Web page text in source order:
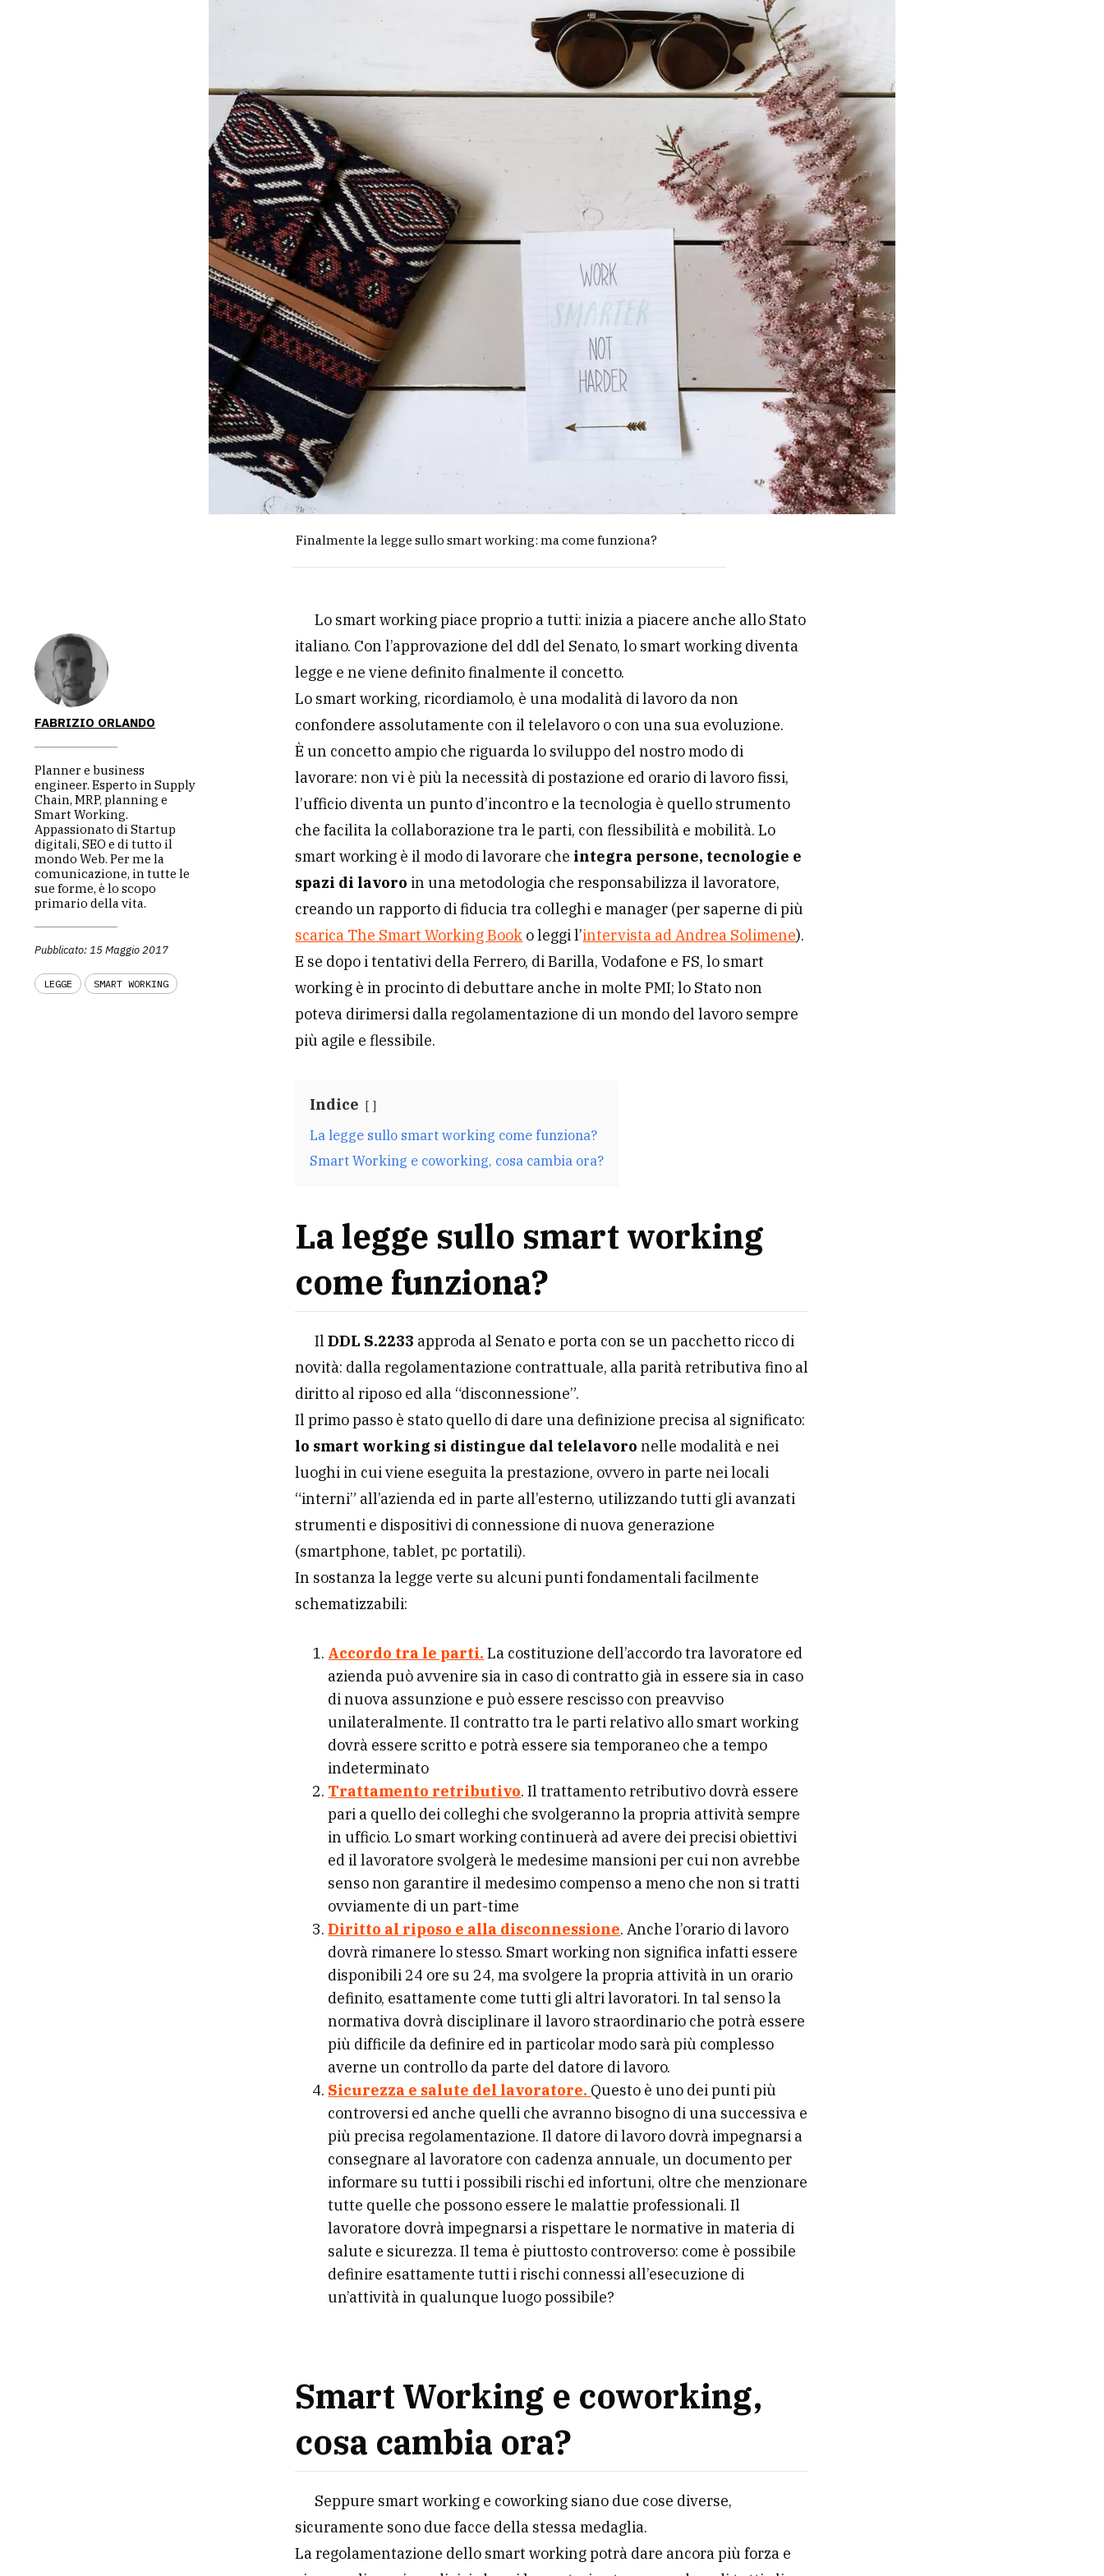
Finalmente la legge sullo smart working: ma come funziona?
FABRIZIO ORLANDO
Planner e business
engineer. Esperto in Supply
Chain, MRP, planning e
Smart Working.
Appassionato di Startup
digitali, SEO e di tutto il
mondo Web. Per me la
comunicazione, in tutte le
sue forme, è lo scopo
primario della vita.
Pubblicato: 15 Maggio 2017
LEGGE SMART WORKING
Lo smart working piace proprio a tutti: inizia a piacere anche allo Stato
italiano. Con l’approvazione del ddl del Senato, lo smart working diventa
legge e ne viene definito finalmente il concetto.
Lo smart working, ricordiamolo, è una modalità di lavoro da non
confondere assolutamente con il telelavoro o con una sua evoluzione.
È un concetto ampio che riguarda lo sviluppo del nostro modo di
lavorare: non vi è più la necessità di postazione ed orario di lavoro fissi,
l’ufficio diventa un punto d’incontro e la tecnologia è quello strumento
che facilita la collaborazione tra le parti, con flessibilità e mobilità. Lo
smart working è il modo di lavorare che integra persone, tecnologie e
spazi di lavoro in una metodologia che responsabilizza il lavoratore,
creando un rapporto di fiducia tra colleghi e manager (per saperne di più
scarica The Smart Working Book o leggi l’intervista ad Andrea Solimene).
E se dopo i tentativi della Ferrero, di Barilla, Vodafone e FS, lo smart
working è in procinto di debuttare anche in molte PMI; lo Stato non
poteva dirimersi dalla regolamentazione di un mondo del lavoro sempre
più agile e flessibile.
Indice
La legge sullo smart working come funziona?
Smart Working e coworking, cosa cambia ora?
La legge sullo smart working
come funziona?
IlDDL S.2233 approda al Senato e porta con se un pacchetto ricco di
novità: dalla regolamentazione contrattuale, alla parità retributiva fino al
diritto al riposo ed alla “disconnessione”.
Il primo passo è stato quello di dare una definizione precisa al significato:
lo smart working si distingue dal telelavoro nelle modalità e nei
luoghi in cui viene eseguita la prestazione, ovvero in parte nei locali
“interni” all’azienda ed in parte all’esterno, utilizzando tutti gli avanzati
strumenti e dispositivi di connessione di nuova generazione
(smartphone, tablet, pc portatili).
In sostanza la legge verte su alcuni punti fondamentali facilmente
schematizzabili:
Accordo tra le parti. La costituzione dell’accordo tra lavoratore ed
azienda può avvenire sia in caso di contratto già in essere sia in caso
di nuova assunzione e può essere rescisso con preavviso
unilateralmente. Il contratto tra le parti relativo allo smart working
dovrà essere scritto e potrà essere sia temporaneo che a tempo
indeterminato
Trattamento retributivo. Il trattamento retributivo dovrà essere
pari a quello dei colleghi che svolgeranno la propria attività sempre
in ufficio. Lo smart working continuerà ad avere dei precisi obiettivi
ed il lavoratore svolgerà le medesime mansioni per cui non avrebbe
senso non garantire il medesimo compenso a meno che non si tratti
ovviamente di un part-time
Diritto al riposo e alla disconnessione. Anche l’orario di lavoro
dovrà rimanere lo stesso. Smart working non significa infatti essere
disponibili 24 ore su 24, ma svolgere la propria attività in un orario
definito, esattamente come tutti gli altri lavoratori. In tal senso la
normativa dovrà disciplinare il lavoro straordinario che potrà essere
più difficile da definire ed in particolar modo sarà più complesso
averne un controllo da parte del datore di lavoro.
Sicurezza e salute del lavoratore. Questo è uno dei punti più
controversi ed anche quelli che avranno bisogno di una successiva e
più precisa regolamentazione. Il datore di lavoro dovrà impegnarsi a
consegnare al lavoratore con cadenza annuale, un documento per
informare su tutti i possibili rischi ed infortuni, oltre che menzionare
tutte quelle che possono essere le malattie professionali. Il
lavoratore dovrà impegnarsi a rispettare le normative in materia di
salute e sicurezza. Il tema è piuttosto controverso: come è possibile
definire esattamente tutti i rischi connessi all’esecuzione di
un’attività in qualunque luogo possibile?
Smart Working e coworking,
cosa cambia ora?
Seppure smart working e coworking siano due cose diverse,
sicuramente sono due facce della stessa medaglia.
La regolamentazione dello smart working potrà dare ancora più forza e